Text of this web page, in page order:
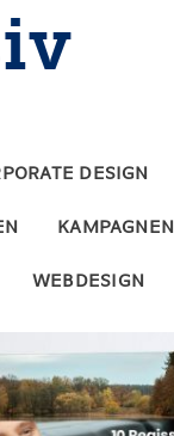
DESIGN
KAMPAGNEN
WEBDESIGN